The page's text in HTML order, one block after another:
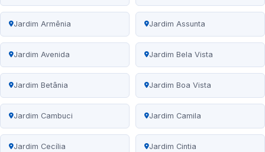
Jardim Armênia Jardim Assunta
Jardim Avenida Jardim Bela Vista
Jardim Betânia Jardim Boa Vista
Jardim Cambuci Jardim Camila
Jardim Cecília Jardim Cintia